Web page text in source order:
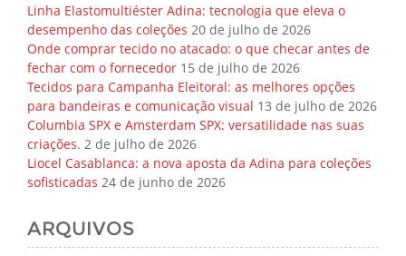
Linha Elastomultiéster Adina: tecnologia que eleva o
desempenho das coleções 20 de julho de 2026
Onde comprar tecido no atacado: o que checar antes de
fechar com o fornecedor 15 de julho de 2026
Tecidos para Campanha Eleitoral: as melhores opções
para bandeiras e comunicação visual 13 de julho de 2026
Columbia SPX e Amsterdam SPX: versatilidade nas suas
criações. 2 de julho de 2026
Liocel Casablanca: a nova aposta da Adina para coleções
sofisticadas 24 de junho de 2026
ARQUIVOS